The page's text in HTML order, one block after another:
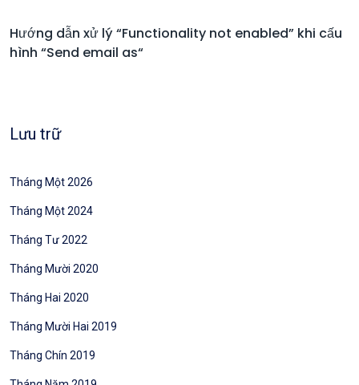
Hướng dẫn xử lý “Functionality not enabled” khi cấu
hình “Send email as“
Lưu trữ
Tháng Một 2026
Tháng Một 2024
Tháng Tư 2022
Tháng Mười 2020
Tháng Hai 2020
Tháng Mười Hai 2019
Tháng Chín 2019